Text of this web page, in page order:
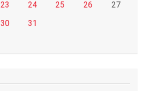
23 24 25 26
27
30
31